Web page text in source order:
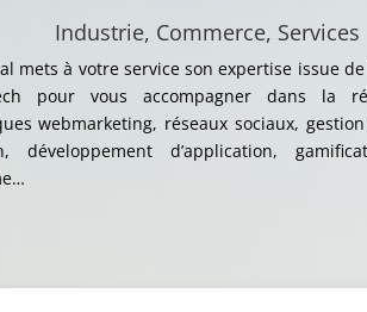
Industrie, Commerce, Services
mets à votre service son expertise issue
pour vous accompagner dans la
webmarketing, réseaux sociaux,
développement d’application,